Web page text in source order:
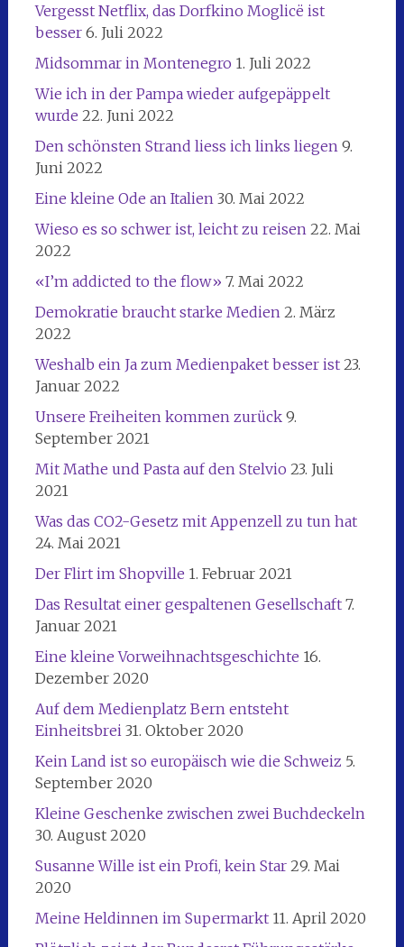
Vergesst Netflix, das Dorfkino Moglicë ist
besser 6. Juli 2022
Midsommar in Montenegro 1. Juli 2022
Wie ich in der Pampa wieder aufgepäppelt
wurde 22. Juni 2022
Den schönsten Strand liess ich links liegen 9.
Juni 2022
Eine kleine Ode an Italien 30. Mai 2022
Wieso es so schwer ist, leicht zu reisen 22. Mai
2022
«I’m addicted to the flow» 7. Mai 2022
Demokratie braucht starke Medien 2. März
2022
Weshalb ein Ja zum Medienpaket besser ist 23.
Januar 2022
Unsere Freiheiten kommen zurück 9.
September 2021
Mit Mathe und Pasta auf den Stelvio 23. Juli
2021
Was das CO2-Gesetz mit Appenzell zu tun hat
24. Mai 2021
Der Flirt im Shopville 1. Februar 2021
Das Resultat einer gespaltenen Gesellschaft 7.
Januar 2021
Eine kleine Vorweihnachtsgeschichte 16.
Dezember 2020
Auf dem Medienplatz Bern entsteht
Einheitsbrei 31. Oktober 2020
Kein Land ist so europäisch wie die Schweiz 5.
September 2020
Kleine Geschenke zwischen zwei Buchdeckeln
30. August 2020
Susanne Wille ist ein Profi, kein Star 29. Mai
2020
Meine Heldinnen im Supermarkt 11. April 2020